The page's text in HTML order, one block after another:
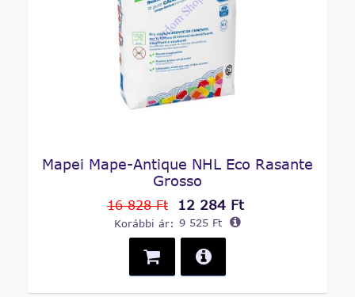
Mapei Mape-Antique NHL Eco Rasante
Grosso
16 828 Ft 12 284 Ft
Korábbi ár: 9 525 Ft